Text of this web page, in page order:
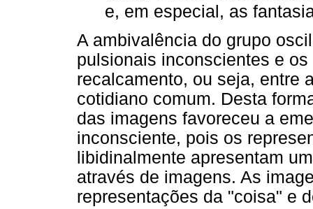
e, em especial, as
A ambivalência do grupo
pulsionais inconscientes e
recalcamento, ou seja, entre
cotidiano comum. Desta
das imagens favoreceu a
inconsciente, pois os
libidinalmente apresentam
através de imagens. As
representações da "coisa" e